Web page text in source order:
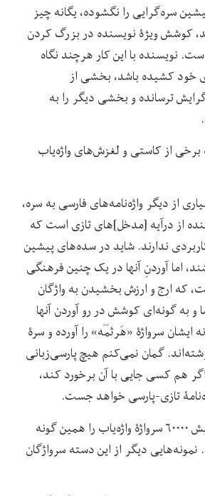
سره‌گرایی را نگشوده، یگانه چیز
کوشش ویژۀ نویسنده در بزرگ کردن
نویسنده با این کار هرچند نگاه
خود کشیده باشد، بخشی از
ترسانده و بخشی دیگر را به
برخی از کاستی و لغزش‌‌های واژه‌یاب
از دیگر واژه‌نامه‌های فارسی به سره،
از درآیه [مدخل‌]های تازی است که
ندارند. شاید در سده‌های پیشین
اما آوردنِ آنها در یک چنین فرهنگی
که ارج و ارزش بخشیدن به واژگان
و به گونه‌ای کوشش در رو آوردن آنها
سرواژۀ «هَرثَمَه» را آورده و سرۀ
گمان نمی‌کنم هیچ پارسی‌زبانی
اگر هم کسی جایی با آن برخورد کند،
تازی-پارسی خواهد جست.
بخش کلانی از کم‌وبیش ۶۰۰۰۰ سرواژۀ واژه‌یاب را همین گونه
نمونه‌هایی دیگر از این دسته سرواژگان